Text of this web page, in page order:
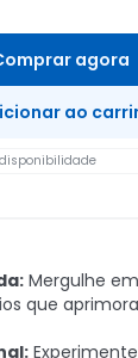
agora
ao
Mergulhe
que